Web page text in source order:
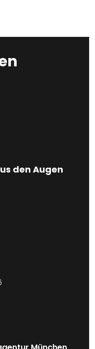
den Augen